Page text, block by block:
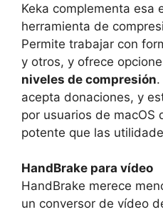
Keka complementa esa
herramienta de
Permite trabajar con
y otros, y ofrece
niveles de compresión
acepta donaciones, y
por usuarios de macOS
potente que las
HandBrake para vídeo
HandBrake merece
un conversor de vídeo